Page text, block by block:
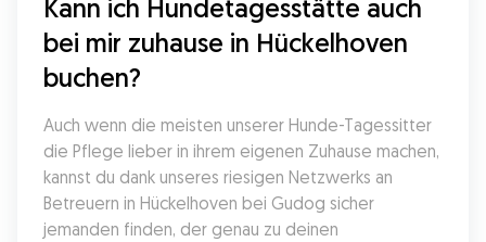
Kann ich Hundetagesstätte auch
bei mir zuhause in Hückelhoven
buchen?
Auch wenn die meisten unserer Hunde-Tagessitter
die Pflege lieber in ihrem eigenen Zuhause machen,
kannst du dank unseres riesigen Netzwerks an
Betreuern in Hückelhoven bei Gudog sicher
jemanden finden, der genau zu deinen